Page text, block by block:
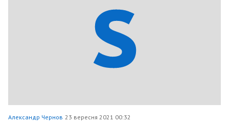
Александр Чернов 23 вересня 2021 00:32